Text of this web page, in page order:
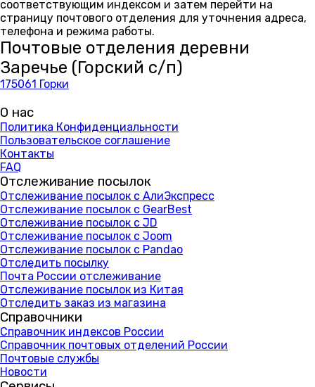
соответствующим индексом и затем перейти на
страницу почтового отделения для уточнения адреса,
телефона и режима работы.
Почтовые отделения деревни
Заречье (Горский с/п)
175061 Горки
О нас
Политика Конфиденциальности
Пользовательское соглашение
Контакты
FAQ
Отслеживание посылок
Отслеживание посылок с АлиЭкспресс
Отслеживание посылок с GearBest
Отслеживание посылок с JD
Отслеживание посылок с Joom
Отслеживание посылок с Pandao
Отследить посылку
Почта России отслеживание
Отслеживание посылок из Китая
Отследить заказ из магазина
Справочники
Справочник индексов России
Справочник почтовых отделений России
Почтовые службы
Новости